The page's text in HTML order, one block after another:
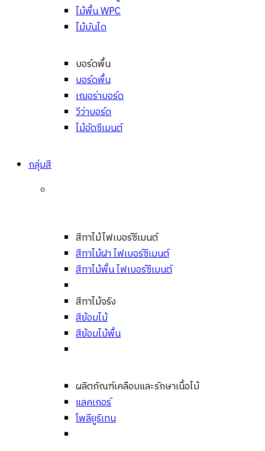
ไม้พื้น WPC
ไม้บันได
บอร์ดพื้น
บอร์ดพื้น
เฌอร่าบอร์ด
วีว่าบอร์ด
ไม้อัดซีเมนต์
กลุ่มสี
สีทาไม้ไฟเบอร์ซีเมนต์
สีทาไม้ฝา ไฟเบอร์ซีเมนต์
สีทาไม้พื้น ไฟเบอร์ซีเมนต์
สีทาไม้จริง
สีย้อมไม้
สีย้อมไม้พื้น
ผลิตภัณฑ์เคลือบและรักษาเนื้อไม้
แลคเกอร์
โพลียูริเทน